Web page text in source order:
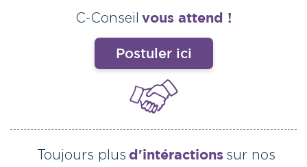
C-Conseil vous attend !
Postuler ici
Toujours plus d'intéractions sur nos